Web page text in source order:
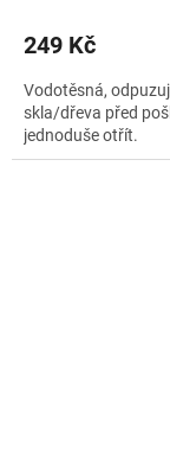
249 Kč
Vodotěsná,
skla/dřeva před
jednoduše otřít.